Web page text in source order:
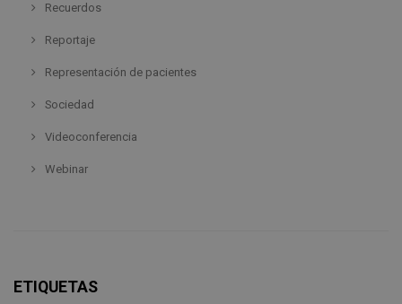
Recuerdos
Reportaje
Representación de pacientes
Sociedad
Videoconferencia
Webinar
ETIQUETAS